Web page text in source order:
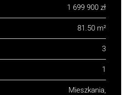
1 699 900 zł
81.50 m²
3
1
Mieszkania,